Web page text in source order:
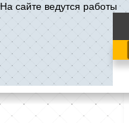
На сайте ведутся работы